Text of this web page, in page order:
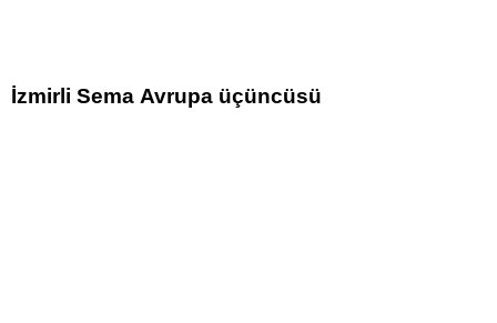
İzmirli Sema Avrupa üçüncüsü